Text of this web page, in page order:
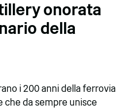
onorata
della
i 200 anni della ferrovia
che da sempre unisce